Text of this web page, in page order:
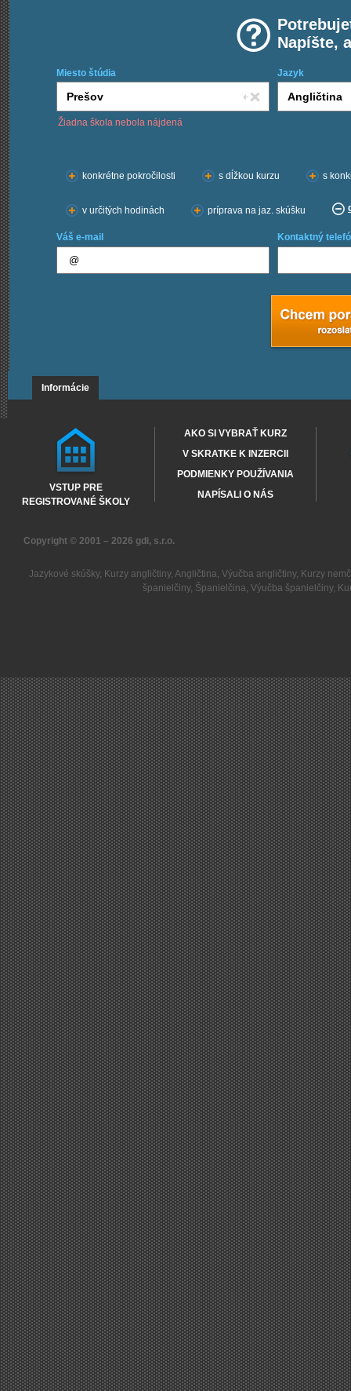
Napíšte,
Miesto štúdia Jazyk
Žiadna škola nebola nájdená
konkrétne pokročilosti
s dĺžkou kurzu s
v určitých hodinách príprava na jaz. skúšku
Váš e-mail Kontaktný
Informácie
VSTUP PRE
REGISTROVANÉ ŠKOLY
AKO SI VYBRAŤ KURZ
V SKRATKE K INZERCII
PODMIENKY POUŽÍVANIA
NAPÍSALI O NÁS
Copyright © 2001 – 2026 gdi, s.r.o.
Jazykové skúšky, Kurzy angličtiny, Angličtina, Výučba angličtiny, Kurzy
španielčiny, Španielčina, Výučba španielčiny,